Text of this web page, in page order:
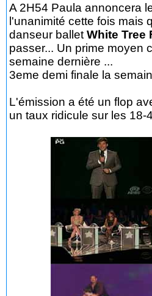
A 2H54 Paula annoncera
l'unanimité cette fois mais
danseur balletWhite Tree
passer... Un prime moyen
semaine dernière ...
3eme demi finale la
L'émission a été un flop
un taux ridicule sur les 18-